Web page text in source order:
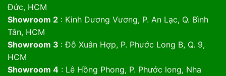
Đức, HCM
Showroom 2: Kinh Dương Vương, P. An Lạc, Q. Bình
Tân, HCM
Showroom 3 : Đỗ Xuân Hợp, P. Phước Long B, Q. 9,
HCM
Showroom 4: Lê Hồng Phong, P. Phước long, Nha